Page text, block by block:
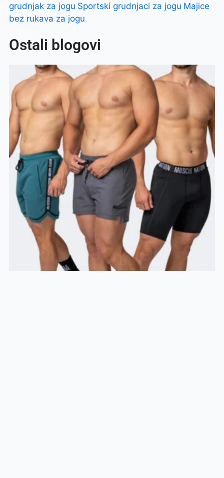
grudnjak za jogu Sportski grudnjaci za jogu Majice
bez rukava za jogu
Ostali blogovi